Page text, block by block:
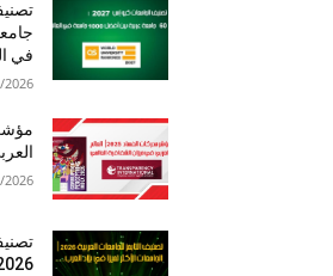
في
2026
2026